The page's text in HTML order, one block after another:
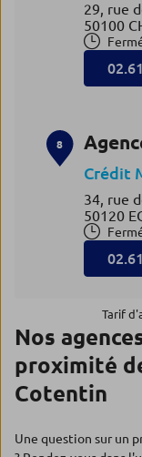
29, rue
50100
8
Crédit
34, rue
50120
Tarif
Nos
proximité
Cotentin
Une question sur un